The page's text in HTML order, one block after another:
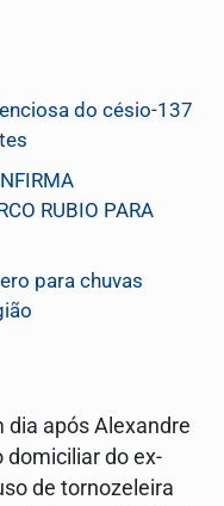
do césio-137
RUBIO PARA
para chuvas
dia após Alexandre
domiciliar do ex-
de tornozeleira